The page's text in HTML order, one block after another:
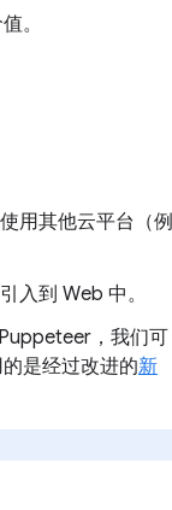
。
用其他云平台（例
入到 Web 中。
，我们可
是经过改进的新